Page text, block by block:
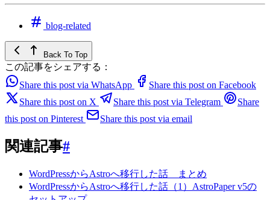
blog-related
Back To Top
この記事をシェアする：
Share this post via WhatsApp
Share this post on Facebook
Share this post on X
Share this post via Telegram
Share
this post on Pinterest
Share this post via email
関連記事#
WordPressからAstroへ移行した話 まとめ
WordPressからAstroへ移行した話（1）AstroPaper v5の